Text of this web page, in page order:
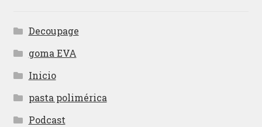
Decoupage
goma EVA
Inicio
pasta polimérica
Podcast